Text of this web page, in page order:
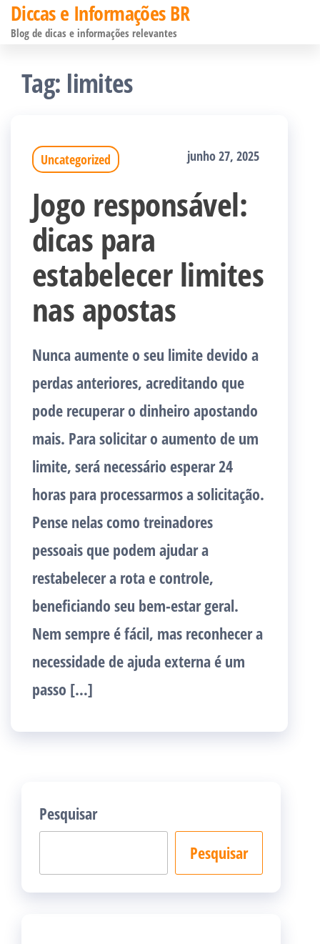
Pular
para
conteúdo
Diccas e Informações BR
Blog de dicas e informações relevantes
Tag: limites
Uncategorized junho 27, 2025
Jogo responsável:
dicas para
estabelecer limites
nas apostas
Nunca aumente o seu limite devido a
perdas anteriores, acreditando que
pode recuperar o dinheiro apostando
mais. Para solicitar o aumento de um
limite, será necessário esperar 24
horas para processarmos a solicitação.
Pense nelas como treinadores
pessoais que podem ajudar a
restabelecer a rota e controle,
beneficiando seu bem-estar geral.
Nem sempre é fácil, mas reconhecer a
necessidade de ajuda externa é um
passo […]
Pesquisar
Pesquisar